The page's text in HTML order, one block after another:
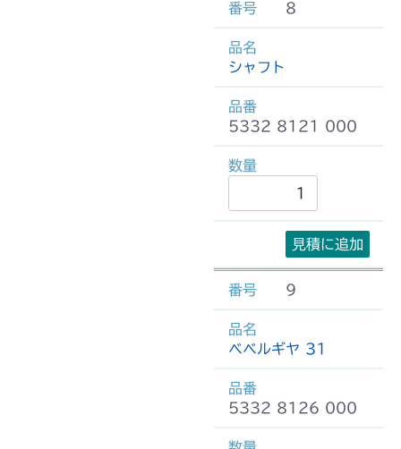
8
シャフト
5332 8121 000
見積に追加
9
ベベルギヤ 31
5332 8126 000